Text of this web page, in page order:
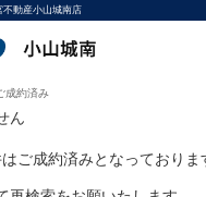
不動産小山城南店
成約済み
ん
ご成約済みとなっておりま